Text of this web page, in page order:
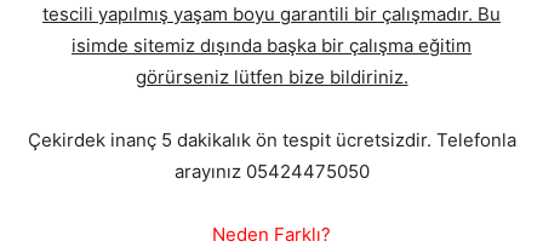
tescili yapılmış yaşam boyu garantili bir çalışmadır. Bu
isimde sitemiz dışında başka bir çalışma eğitim
görürseniz lütfen bize bildiriniz.
Çekirdek inanç 5 dakikalık ön tespit ücretsizdir. Telefonla
arayınız 05424475050
Neden Farklı?